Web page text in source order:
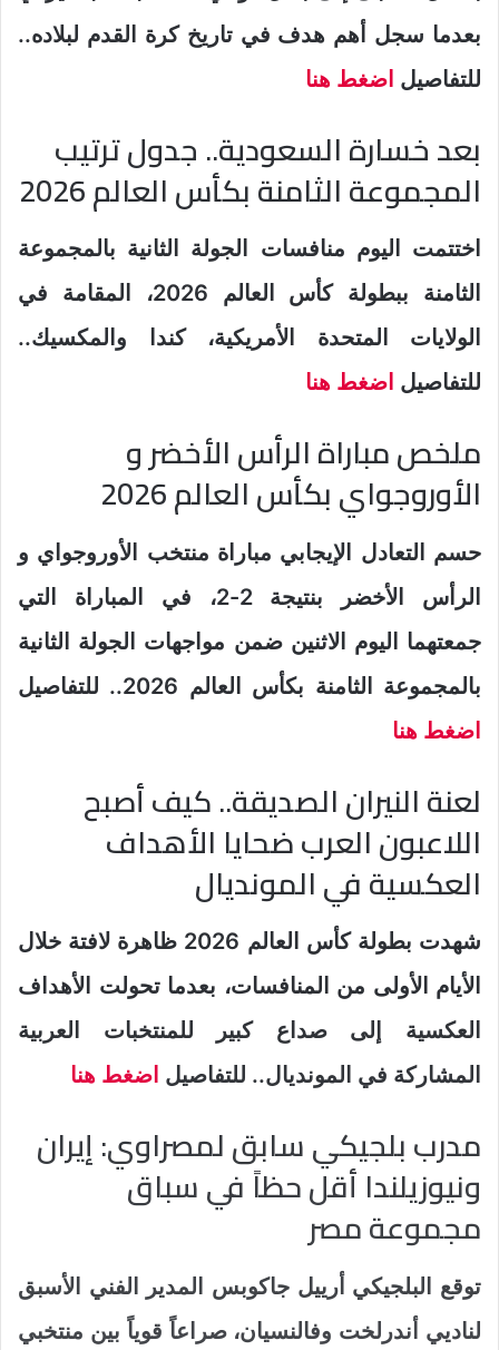
بعدما سجل أهم هدف في تاريخ كرة القدم لبلاده..
للتفاصيل اضغط هنا
بعد خسارة السعودية.. جدول ترتيب
المجموعة الثامنة بكأس العالم 2026
اختتمت اليوم منافسات الجولة الثانية بالمجموعة
الثامنة ببطولة كأس العالم 2026، المقامة في
الولايات المتحدة الأمريكية، كندا والمكسيك..
للتفاصيل اضغط هنا
ملخص مباراة الرأس الأخضر و
الأوروجواي بكأس العالم 2026
حسم التعادل الإيجابي مباراة منتخب الأوروجواي و
الرأس الأخضر بنتيجة 2-2، في المباراة التي
جمعتهما اليوم الاثنين ضمن مواجهات الجولة الثانية
بالمجموعة الثامنة بكأس العالم 2026.. للتفاصيل
اضغط هنا
لعنة النيران الصديقة.. كيف أصبح
اللاعبون العرب ضحايا الأهداف
العكسية في المونديال
شهدت بطولة كأس العالم 2026 ظاهرة لافتة خلال
الأيام الأولى من المنافسات، بعدما تحولت الأهداف
العكسية إلى صداع كبير للمنتخبات العربية
المشاركة في المونديال.. للتفاصيل اضغط هنا
مدرب بلجيكي سابق لمصراوي: إيران
ونيوزيلندا أقل حظاً في سباق
مجموعة مصر
توقع البلجيكي أرييل جاكوبس المدير الفني الأسبق
لناديي أندرلخت وفالنسيان، صراعاً قوياً بين منتخبي